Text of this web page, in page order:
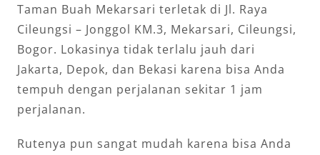
Taman Buah Mekarsari terletak di Jl. Raya
Cileungsi – Jonggol KM.3, Mekarsari, Cileungsi,
Bogor. Lokasinya tidak terlalu jauh dari
Jakarta, Depok, dan Bekasi karena bisa Anda
tempuh dengan perjalanan sekitar 1 jam
perjalanan.
Rutenya pun sangat mudah karena bisa Anda